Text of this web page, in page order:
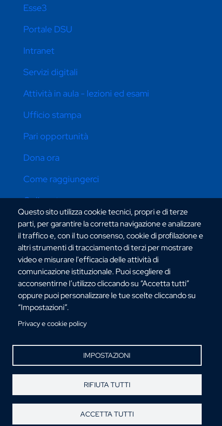
Questo sito utilizza cookie tecnici, propri e di terze
parti, per garantire la corretta navigazione e analizzare
il traffico e, con il tuo consenso, cookie di profilazione e
altri strumenti di tracciamento di terzi per mostrare
video e misurare l'efficacia delle attività di
comunicazione istituzionale. Puoi scegliere di
acconsentirne l’utilizzo cliccando su “Accetta tutti”
oppure puoi personalizzare le tue scelte cliccando su
“Impostazioni”.
Privacy e cookie policy
IMPOSTAZIONI
RIFIUTA TUTTI
ACCETTA TUTTI
CONTATTI ATENEO
Via dell'Università, 25 - 89124 Reggio Calabria
C.F. 80006510806
PEC:amministrazione@pec.unirc.it
FacebookTelegram
X YouTube
©Copyright 2025 - Università degli Studi
Esse3
Portale DSU
Intranet
Servizi digitali
Attività in aula - lezioni ed esami
Ufficio stampa
Pari opportunità
Dona ora
Come raggiungerci
Online store